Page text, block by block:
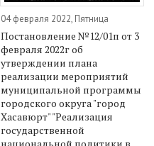
04 февраля 2022, Пятница
Постановление №12/01п от 3
февраля 2022г об
утверждении плана
реализации мероприятий
муниципальной программы
городского округа "город
Хасавюрт" "Реализация
государственной
национальной политики в